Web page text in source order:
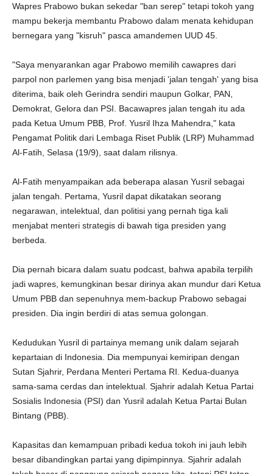
Wapres Prabowo bukan sekedar "ban serep" tetapi tokoh yang
mampu bekerja membantu Prabowo dalam menata kehidupan
bernegara yang "kisruh" pasca amandemen UUD 45.
"Saya menyarankan agar Prabowo memilih cawapres dari
parpol non parlemen yang bisa menjadi 'jalan tengah' yang bisa
diterima, baik oleh Gerindra sendiri maupun Golkar, PAN,
Demokrat, Gelora dan PSI. Bacawapres jalan tengah itu ada
pada Ketua Umum PBB, Prof. Yusril Ihza Mahendra," kata
Pengamat Politik dari Lembaga Riset Publik (LRP) Muhammad
Al-Fatih, Selasa (19/9), saat dalam rilisnya.
Al-Fatih menyampaikan ada beberapa alasan Yusril sebagai
jalan tengah. Pertama, Yusril dapat dikatakan seorang
negarawan, intelektual, dan politisi yang pernah tiga kali
menjabat menteri strategis di bawah tiga presiden yang
berbeda.
Dia pernah bicara dalam suatu podcast, bahwa apabila terpilih
jadi wapres, kemungkinan besar dirinya akan mundur dari Ketua
Umum PBB dan sepenuhnya mem-backup Prabowo sebagai
presiden. Dia ingin berdiri di atas semua golongan.
Kedudukan Yusril di partainya memang unik dalam sejarah
kepartaian di Indonesia. Dia mempunyai kemiripan dengan
Sutan Sjahrir, Perdana Menteri Pertama RI. Kedua-duanya
sama-sama cerdas dan intelektual. Sjahrir adalah Ketua Partai
Sosialis Indonesia (PSI) dan Yusril adalah Ketua Partai Bulan
Bintang (PBB).
Kapasitas dan kemampuan pribadi kedua tokoh ini jauh lebih
besar dibandingkan partai yang dipimpinnya. Sjahrir adalah